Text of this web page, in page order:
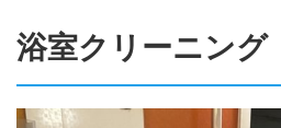
浴室クリーニング